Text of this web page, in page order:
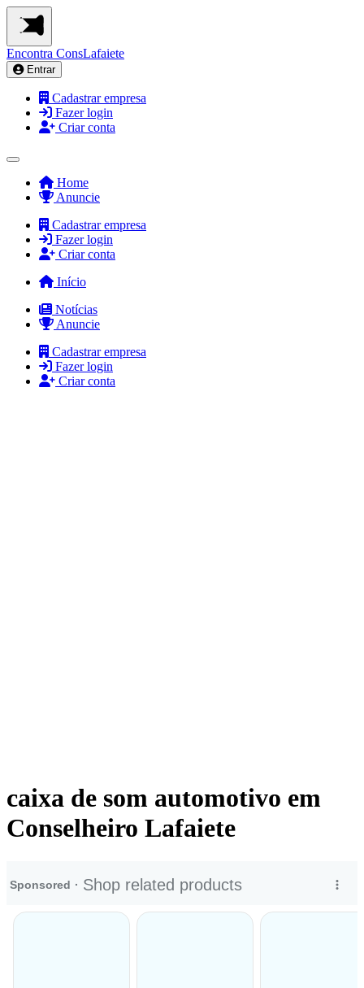
Encontra ConsLafaiete
Entrar
Cadastrar empresa
Fazer login
Criar conta
Home
Anuncie
Cadastrar empresa
Fazer login
Criar conta
Início
Notícias
Anuncie
Cadastrar empresa
Fazer login
Criar conta
caixa de som automotivo em
Conselheiro Lafaiete